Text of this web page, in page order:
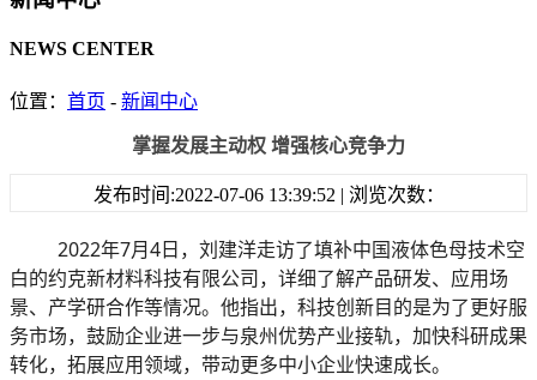
NEWS CENTER
位置： 首页 - 新闻中心
掌握发展主动权 增强核心竞争力
发布时间:2022-07-06 13:39:52 | 浏览次数：
2022年7月4日， 刘建洋走访了填补中国液体色母技术空
白的约克新材料科技有限公司，详细了解产品研发、应用场
景、产学研合作等情况。 他指出，科技创新目的是为了更好服
务市场，鼓励企业进一步与泉州优势产业接轨，加快科研成果
转化，拓展应用领域，带动更多中小企业快速成长。